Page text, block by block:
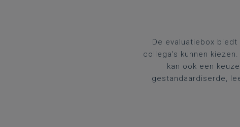
De evaluatiebox
collega's kunnen
kan ook een
gestandaardiserde,